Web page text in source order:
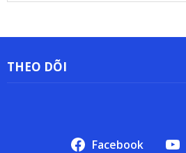
THEO DÕI
Facebook